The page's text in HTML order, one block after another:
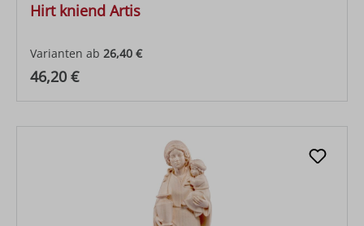
Hirt kniend Artis
Varianten ab 26,40 €
Regulärer Preis:
46,20 €